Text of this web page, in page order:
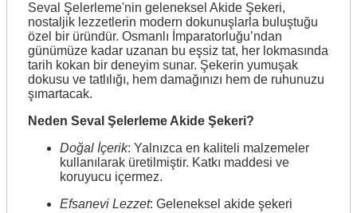
Seval Şelerleme'nin geleneksel Akide Şekeri,
nostaljik lezzetlerin modern dokunuşlarla buluştuğu
özel bir üründür. Osmanlı İmparatorluğu’ndan
günümüze kadar uzanan bu eşsiz tat, her lokmasında
tarih kokan bir deneyim sunar. Şekerin yumuşak
dokusu ve tatlılığı, hem damağınızı hem de ruhunuzu
şımartacak.
Neden Seval Şelerleme Akide Şekeri?
Doğal İçerik: Yalnızca en kaliteli malzemeler
kullanılarak üretilmiştir. Katkı maddesi ve
koruyucu içermez.
Efsanevi Lezzet: Geleneksel akide şekeri